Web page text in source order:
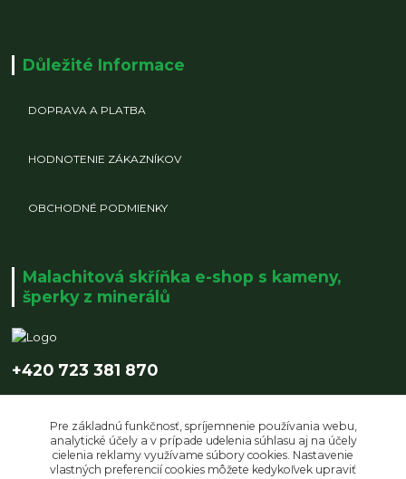
Důležité Informace
DOPRAVA A PLATBA
HODNOTENIE ZÁKAZNÍKOV
OBCHODNÉ PODMIENKY
Malachitová skříňka e-shop s kameny,
šperky z minerálů
+420 723 381 870
Pre základnú funkčnosť, spríjemnenie používania webu,
analytické účely a v prípade udelenia súhlasu aj na účely
cielenia reklamy využívame súbory cookies. Nastavenie
vlastných preferencií cookies môžete kedykoľvek upraviť